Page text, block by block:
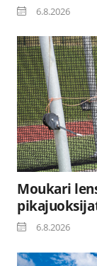
6.8.2026
Moukari
6.8.2026